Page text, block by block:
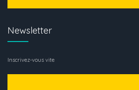
Newsletter
Inscrivez-vous vite